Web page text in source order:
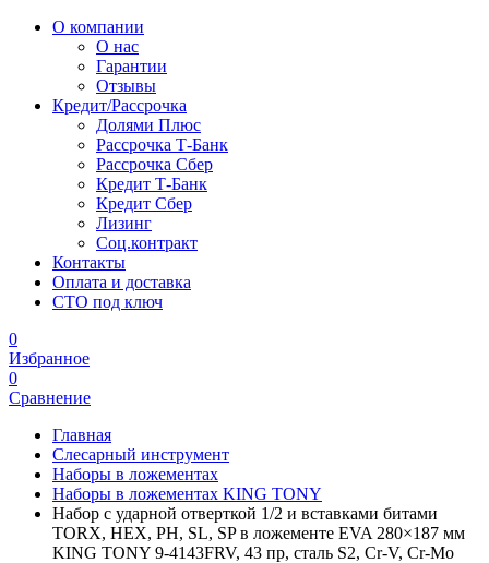
О компании
О нас
Гарантии
Отзывы
Кредит/Рассрочка
Долями Плюс
Рассрочка Т-Банк
Рассрочка Сбер
Кредит Т-Банк
Кредит Сбер
Лизинг
Соц.контракт
Контакты
Оплата и доставка
СТО под ключ
0
Избранное
0
Сравнение
Главная
Слесарный инструмент
Наборы в ложементах
Наборы в ложементах KING TONY
Набор с ударной отверткой 1/2 и вставками битами
TORX, HEX, PH, SL, SP в ложементе EVA 280×187 мм
KING TONY 9-4143FRV, 43 пр, сталь S2, Cr-V, Cr-Mo